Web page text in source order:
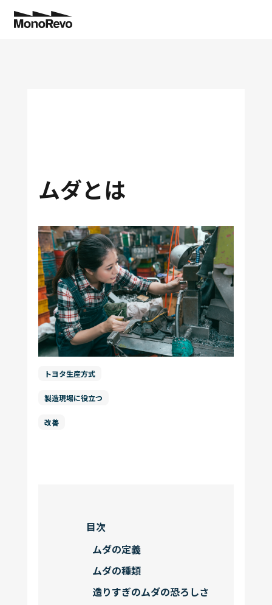
金型加工
拡張システム連携
機能一覧
設備投資の判断ができました！
もっと見る
製造現場に役立つ
コラム一覧
ムダとは
トヨタ生産方式
製造現場に役立つ
改善
目次
ムダの定義
ムダの種類
造りすぎのムダの恐ろしさ
コラム
料金
アフターサポート
お問い合わせ
運営会社
ログイン